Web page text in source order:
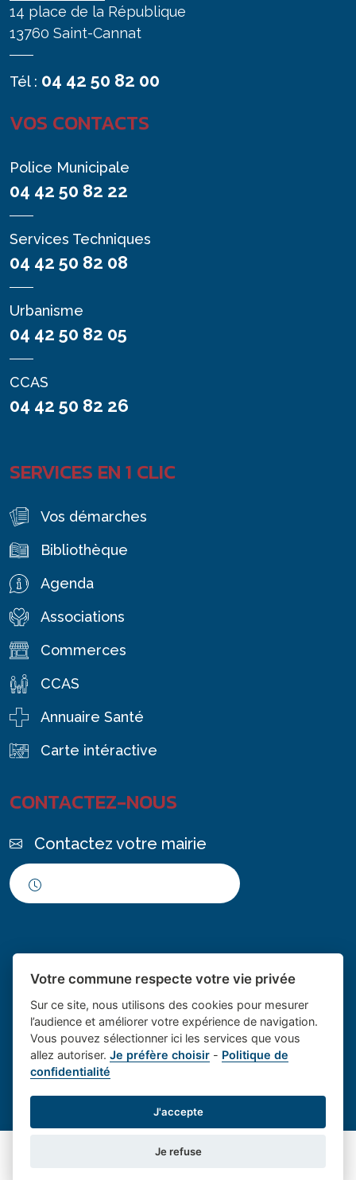
14 place de la République
13760 Saint-Cannat
Tél : 04 42 50 82 00
VOS CONTACTS
Police Municipale
04 42 50 82 22
Services Techniques
04 42 50 82 08
Urbanisme
04 42 50 82 05
CCAS
04 42 50 82 26
SERVICES EN 1 CLIC
Vos démarches
Bibliothèque
Agenda
Associations
Commerces
CCAS
Annuaire Santé
Carte intéractive
CONTACTEZ-NOUS
Contactez votre mairie
Place du village la solution web
et appli des collectivités
- Le village de
Mentions légales- Gestion des cookies
Votre commune respecte votre vie privée
Sur ce site, nous utilisons des cookies pour mesurer
l’audience et améliorer votre expérience de navigation.
Vous pouvez sélectionner ici les services que vous
allez autoriser.Je préfère choisir - Politique de
confidentialité
J'accepte
Je refuse